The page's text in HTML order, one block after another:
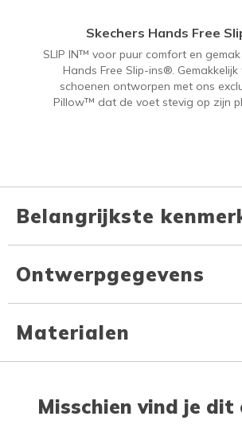
Skechers Hands Free
SLIP IN™ voor puur comfort en gemak
Hands Free Slip-ins®.
schoenen ontworpen met ons
Pillow™ dat de voet stevig op zijn
Belangrijkste
Ontwerpgegevens
Materialen
Misschien vind je dit